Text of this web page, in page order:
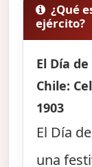
¿Qué
ejército?
El Día
Chile:
1903
El Día
una